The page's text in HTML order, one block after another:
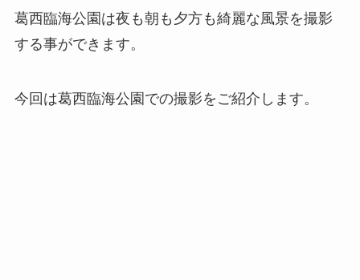
葛西臨海公園は夜も朝も夕方も綺麗な風景を撮影
する事ができます。
今回は葛西臨海公園での撮影をご紹介します。